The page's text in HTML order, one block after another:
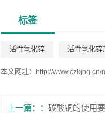
标签
活性氧化锌 活性氧化锌
本文网址： http://www.czkjhg.cn/
上一篇： 碳酸铜的使用